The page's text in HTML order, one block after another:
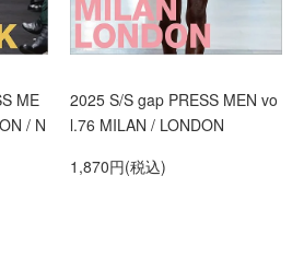
ME
/ N
2025 S/S gap PRESS MEN vo
l.76 MILAN / LONDON
1,870円(税込)